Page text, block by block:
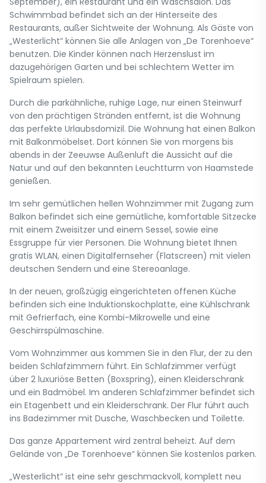
Schwimmbad befindet sich an der Hinterseite des
Restaurants, außer Sichtweite der Wohnung. Als Gäste von
„Westerlicht“ können Sie alle Anlagen von „De Torenhoeve“
benutzen. Die Kinder können nach Herzenslust im
dazugehörigen Garten und bei schlechtem Wetter im
Spielraum spielen.
Durch die parkähnliche, ruhige Lage, nur einen Steinwurf
von den prächtigen Stränden entfernt, ist die Wohnung
das perfekte Urlaubsdomizil. Die Wohnung hat einen Balkon
mit Balkonmöbelset. Dort können Sie von morgens bis
abends in der Zeeuwse Außenluft die Aussicht auf die
Natur und auf den bekannten Leuchtturm von Haamstede
genießen.
Im sehr gemütlichen hellen Wohnzimmer mit Zugang zum
Balkon befindet sich eine gemütliche, komfortable Sitzecke
mit einem Zweisitzer und einem Sessel, sowie eine
Essgruppe für vier Personen. Die Wohnung bietet Ihnen
gratis WLAN, einen Digitalfernseher (Flatscreen) mit vielen
deutschen Sendern und eine Stereoanlage.
In der neuen, großzügig eingerichteten offenen Küche
befinden sich eine Induktionskochplatte, eine Kühlschrank
mit Gefrierfach, eine Kombi-Mikrowelle und eine
Geschirrspülmaschine.
Vom Wohnzimmer aus kommen Sie in den Flur, der zu den
beiden Schlafzimmern führt. Ein Schlafzimmer verfügt
über 2 luxuriöse Betten (Boxspring), einen Kleiderschrank
und ein Badmöbel. Im anderen Schlafzimmer befindet sich
ein Etagenbett und ein Kleiderschrank. Der Flur führt auch
ins Badezimmer mit Dusche, Waschbecken und Toilette.
Das ganze Appartement wird zentral beheizt. Auf dem
Gelände von „De Torenhoeve“ können Sie kostenlos parken.
„Westerlicht“ ist eine sehr geschmackvoll, komplett neu